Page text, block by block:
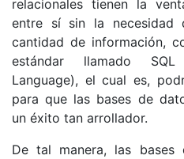
relacionales tienen la
entre sí sin la necesidad
cantidad de información,
estándar llamado
Language), el cual es,
para que las bases de
un éxito tan arrollador.
De tal manera, las bases